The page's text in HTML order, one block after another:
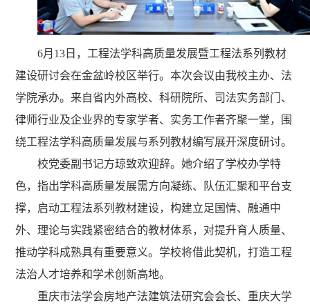
6月13日，工程法学科高质量发展暨工程法系列教材
建设研讨会在金盆岭校区举行。本次会议由我校主办、法
学院承办。来自省内外高校、科研院所、司法实务部门、
律师行业及企业界的专家学者、实务工作者齐聚一堂，围
绕工程法学科高质量发展与系列教材编写展开深度研讨。
校党委副书记方琼致欢迎辞。她介绍了学校办学特
色，指出学科高质量发展需方向凝练、队伍汇聚和平台支
撑，启动工程法系列教材建设，构建立足国情、融通中
外、理论与实践紧密结合的教材体系，对提升育人质量、
推动学科成熟具有重要意义。学校将借此契机，打造工程
法治人才培养和学术创新高地。
重庆市法学会房地产法建筑法研究会会长、重庆大学